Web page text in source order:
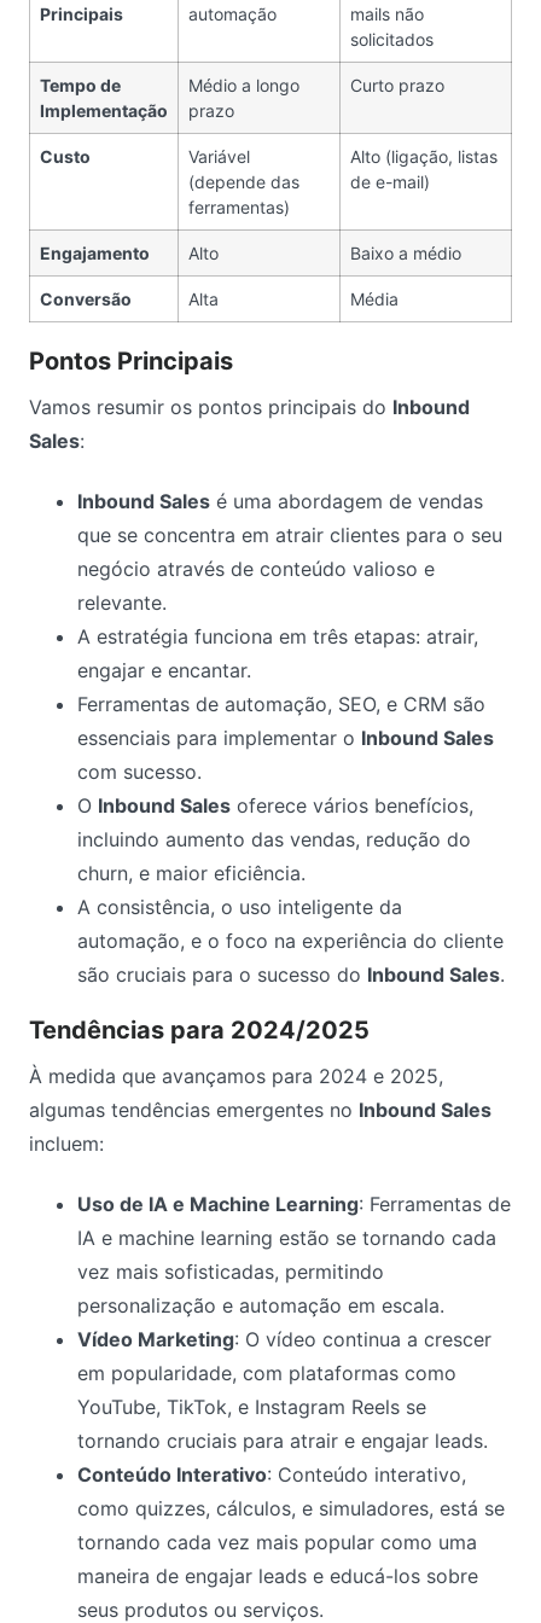
Principais automação
mails não
solicitados
Tempo de
Implementação
Médio a longo
prazo
Curto prazo
Custo
Variável
(depende das
ferramentas)
Alto (ligação, listas
de e-mail)
Engajamento Alto Baixo a médio
Conversão Alta Média
Pontos Principais
Vamos resumir os pontos principais do Inbound
Sales:
Inbound Sales é uma abordagem de vendas
que se concentra em atrair clientes para o seu
negócio através de conteúdo valioso e
relevante.
A estratégia funciona em três etapas: atrair,
engajar e encantar.
Ferramentas de automação, SEO, e CRM são
essenciais para implementar o Inbound Sales
com sucesso.
O Inbound Sales oferece vários benefícios,
incluindo aumento das vendas, redução do
churn, e maior eficiência.
A consistência, o uso inteligente da
automação, e o foco na experiência do cliente
são cruciais para o sucesso do Inbound Sales.
Tendências para 2024/2025
À medida que avançamos para 2024 e 2025,
algumas tendências emergentes no Inbound Sales
incluem:
Uso de IA e Machine Learning: Ferramentas de
IA e machine learning estão se tornando cada
vez mais sofisticadas, permitindo
personalização e automação em escala.
Vídeo Marketing: O vídeo continua a crescer
em popularidade, com plataformas como
YouTube, TikTok, e Instagram Reels se
tornando cruciais para atrair e engajar leads.
Conteúdo Interativo: Conteúdo interativo,
como quizzes, cálculos, e simuladores, está se
tornando cada vez mais popular como uma
maneira de engajar leads e educá-los sobre
seus produtos ou serviços.